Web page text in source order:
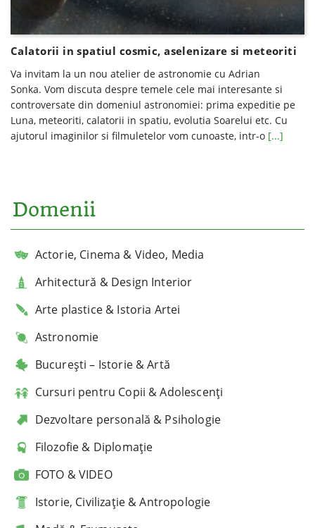
Calatorii in spatiul cosmic, aselenizare si meteoriti
Va invitam la un nou atelier de astronomie cu Adrian
Sonka. Vom discuta despre temele cele mai interesante si
controversate din domeniul astronomiei: prima expeditie pe
Luna, meteoriti, calatorii in spatiu, evolutia Soarelui etc. Cu
ajutorul imaginilor si filmuletelor vom cunoaste, intr-o [...]
Domenii
Actorie, Cinema & Video, Media
Arhitectură & Design Interior
Arte plastice & Istoria Artei
Astronomie
București – Istorie & Artă
Cursuri pentru Copii & Adolescenți
Dezvoltare personală & Psihologie
Filozofie & Diplomație
FOTO & VIDEO
Istorie, Civilizație & Antropologie